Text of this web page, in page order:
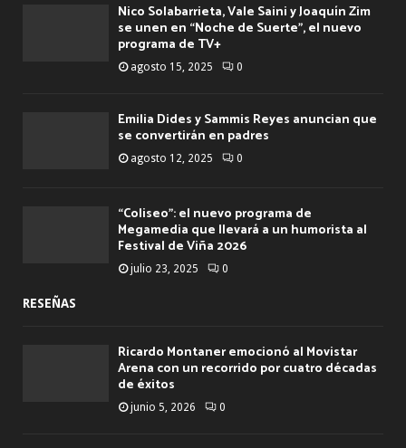
Nico Solabarrieta, Vale Saini y Joaquín Zim
se unen en “Noche de Suerte”, el nuevo
programa de TV+
agosto 15, 2025 0
Emilia Dides y Sammis Reyes anuncian que
se convertirán en padres
agosto 12, 2025 0
“Coliseo”: el nuevo programa de
Megamedia que llevará a un humorista al
Festival de Viña 2026
julio 23, 2025 0
RESEÑAS
Ricardo Montaner emocionó al Movistar
Arena con un recorrido por cuatro décadas
de éxitos
junio 5, 2026 0